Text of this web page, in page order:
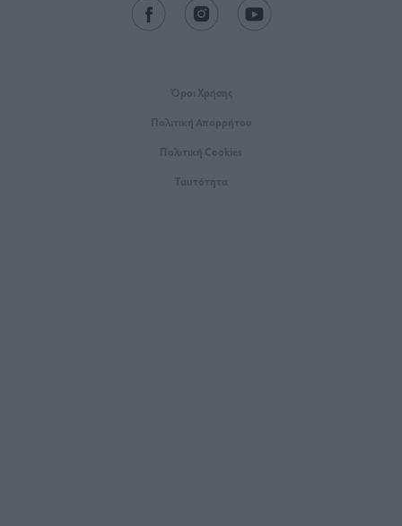
Όροι Xρήσης
Πολιτική Απορρήτου
Πολιτική Cookies
Ταυτότητα